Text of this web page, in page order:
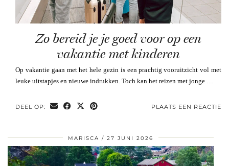
Zo bereid je je goed voor op een
vakantie met kinderen
Op vakantie gaan met het hele gezin is een prachtig vooruitzicht vol met
leuke uitstapjes en nieuwe indrukken. Toch kan het reizen met jonge …
DEEL OP: PLAATS EEN REACTIE
MARISCA 27 JUNI 2026